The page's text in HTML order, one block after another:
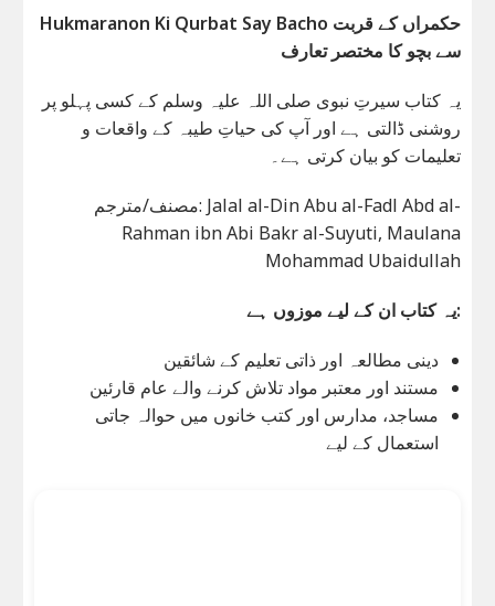
Hukmaranon Ki Qurbat Say Bacho حکمراں کے قربت
سے بچو کا مختصر تعارف
یہ کتاب سیرتِ نبوی صلی اللہ علیہ وسلم کے کسی پہلو پر
روشنی ڈالتی ہے اور آپ کی حیاتِ طیبہ کے واقعات و
تعلیمات کو بیان کرتی ہے۔
مصنف/مترجم: Jalal al-Din Abu al-Fadl Abd al-
Rahman ibn Abi Bakr al-Suyuti, Maulana
Mohammad Ubaidullah
یہ کتاب ان کے لیے موزوں ہے:
دینی مطالعہ اور ذاتی تعلیم کے شائقین
مستند اور معتبر مواد تلاش کرنے والے عام قارئین
مساجد، مدارس اور کتب خانوں میں حوالہ جاتی
استعمال کے لیے